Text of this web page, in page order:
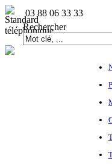
03 88 06 33 33
Rechercher